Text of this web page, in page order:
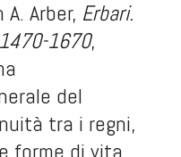
Arber, Erbari.
1670,
del
tra i regni,
forme di vita,